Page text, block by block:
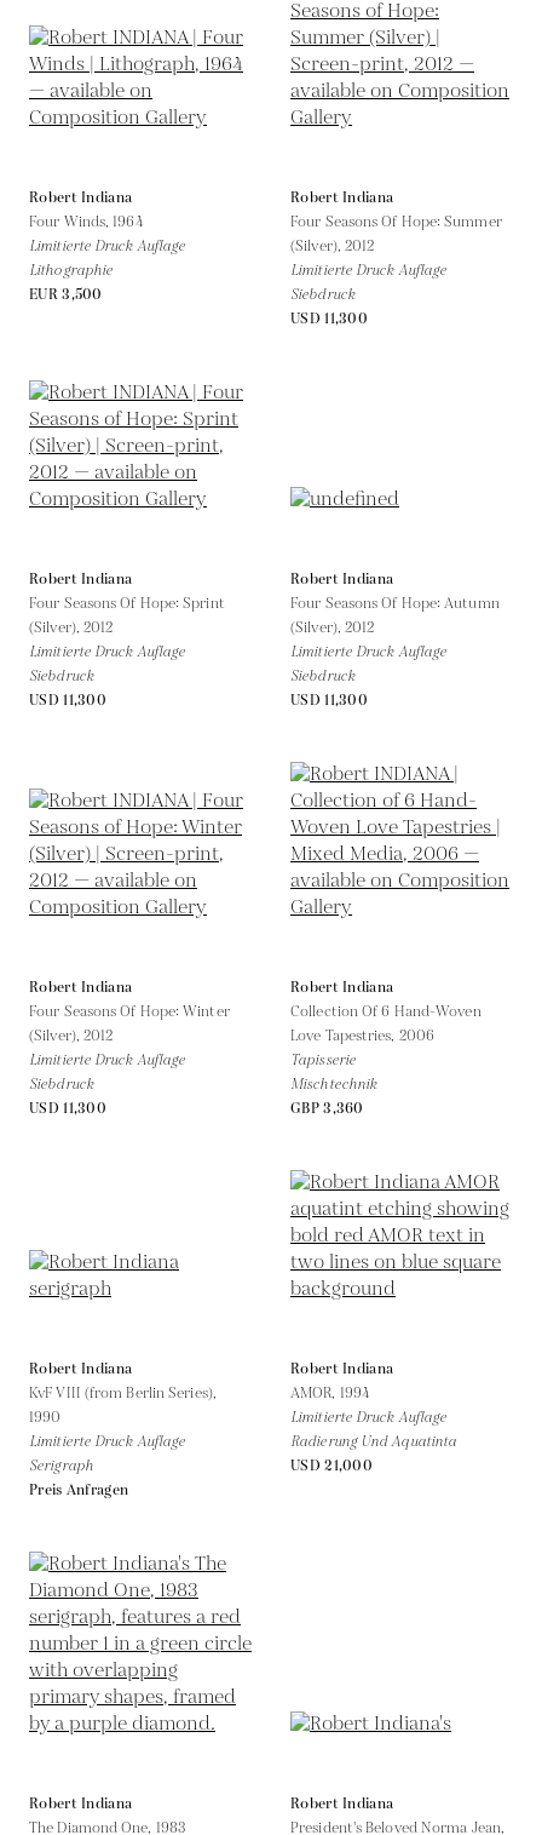
Robert Indiana
Four Winds,1964
Limitierte Druck Auflage
Lithographie
EUR 3,500
Robert Indiana
Four Seasons Of Hope: Summer
(Silver), 2012
Limitierte Druck Auflage
Siebdruck
USD 11,300
Robert Indiana
Four Seasons Of Hope: Sprint
(Silver), 2012
Limitierte Druck Auflage
Siebdruck
USD 11,300
Robert Indiana
Four Seasons Of Hope: Autumn
(Silver), 2012
Limitierte Druck Auflage
Siebdruck
USD 11,300
Robert Indiana
Four Seasons Of Hope: Winter
(Silver), 2012
Limitierte Druck Auflage
Siebdruck
USD 11,300
Robert Indiana
Collection Of 6 Hand-Woven
Love Tapestries, 2006
Tapisserie
Mischtechnik
GBP 3,360
Robert Indiana
KvF VIII (from Berlin Series),
1990
Limitierte Druck Auflage
Serigraph
Preis Anfragen
Robert Indiana
AMOR, 1994
Limitierte Druck Auflage
Radierung Und Aquatinta
USD 21,000
Robert Indiana
The Diamond One, 1983
Robert Indiana
President's Beloved Norma Jean,